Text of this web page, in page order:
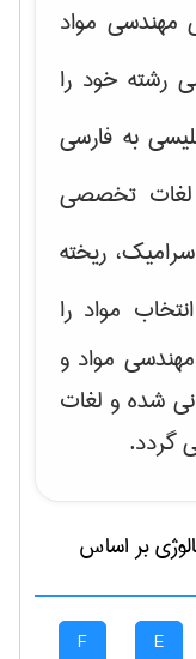
مهندسی مواد
رشته خود را
به فارسی
تخصصی
ریخته
مواد را
مواد و
شده و لغات
گردد.
بر اساس
E
F